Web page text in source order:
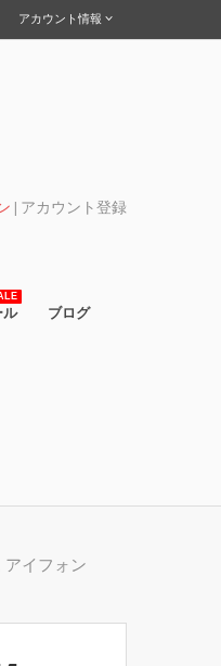
アカウント情報
| アカウント登録
ブログ
イフォン